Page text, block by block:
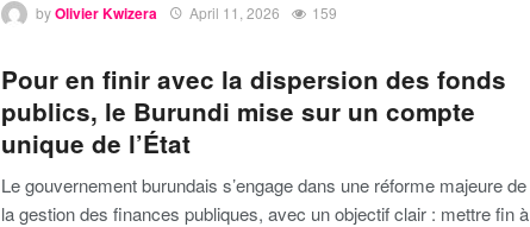
byOlivier Kwizera April 11, 2026 159
Pour en finir avec la dispersion des fonds
publics, le Burundi mise sur un compte
unique de l’État
Le gouvernement burundais s’engage dans une réforme majeure de
la gestion des finances publiques, avec un objectif clair : mettre fin à